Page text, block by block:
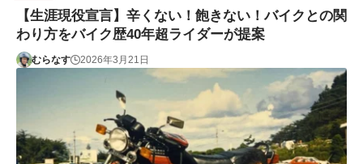
【生涯現役宣言】辛くない！飽きない！バイクとの関
わり方をバイク歴40年超ライダーが提案
むらなす 2026年3月21日